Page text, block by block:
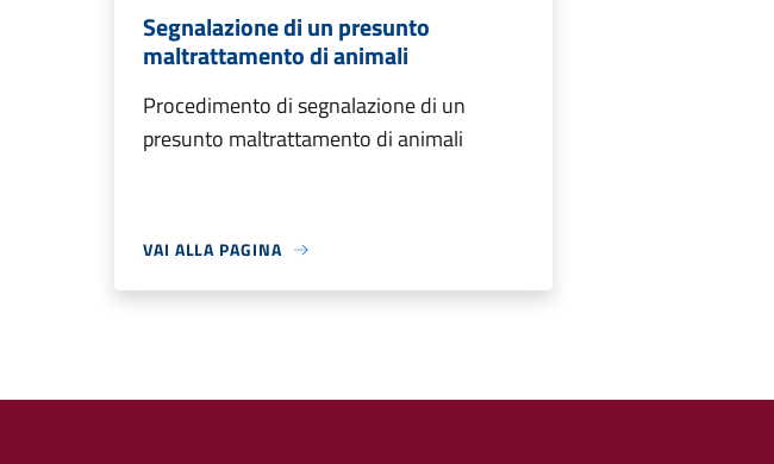
Segnalazione di un presunto
maltrattamento di animali
Procedimento di segnalazione di un
presunto maltrattamento di animali
VAI ALLA PAGINA